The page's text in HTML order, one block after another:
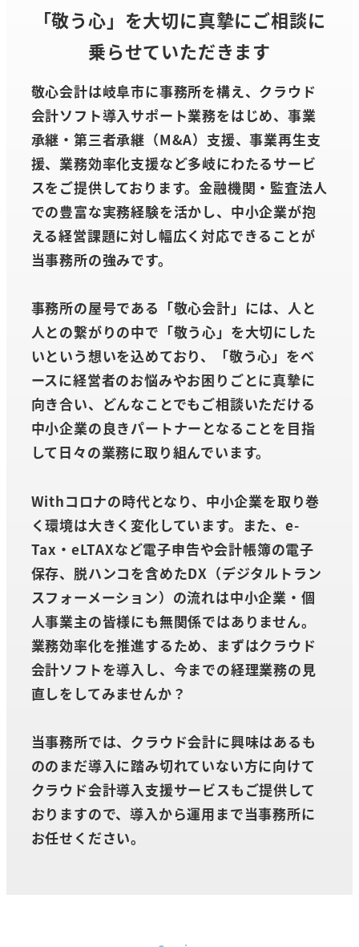
「敬う心」を大切に真摯にご相談に
乗らせていただきます
敬心会計は岐阜市に事務所を構え、クラウド
会計ソフト導入サポート業務をはじめ、事業
承継・第三者承継（M&A）支援、事業再生支
援、業務効率化支援など多岐にわたるサービ
スをご提供しております。金融機関・監査法人
での豊富な実務経験を活かし、中小企業が抱
える経営課題に対し幅広く対応できることが
当事務所の強みです。
事務所の屋号である「敬心会計」には、人と
人との繋がりの中で「敬う心」を大切にした
いという想いを込めており、「敬う心」をベ
ースに経営者のお悩みやお困りごとに真摯に
向き合い、どんなことでもご相談いただける
中小企業の良きパートナーとなることを目指
して日々の業務に取り組んでいます。
Withコロナの時代となり、中小企業を取り巻
く環境は大きく変化しています。また、e-
Tax・eLTAXなど電子申告や会計帳簿の電子
保存、脱ハンコを含めたDX（デジタルトラン
スフォーメーション）の流れは中小企業・個
人事業主の皆様にも無関係ではありません。
業務効率化を推進するため、まずはクラウド
会計ソフトを導入し、今までの経理業務の見
直しをしてみませんか？
当事務所では、クラウド会計に興味はあるも
ののまだ導入に踏み切れていない方に向けて
クラウド会計導入支援サービスもご提供して
おりますので、導入から運用まで当事務所に
お任せください。